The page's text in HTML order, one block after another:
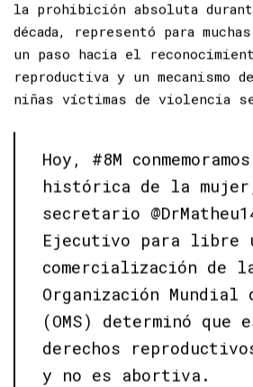
Este avance histórico, en un
la prohibición absoluta
década, representó para
un paso hacia el
reproductiva y un mecanismo
Hoy,#8M
histórica de la mujer,
secretario
Ejecutivo para libre
comercialización de
Organización Mundial
(OMS) determinó que
derechos